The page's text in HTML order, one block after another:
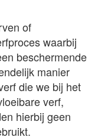
of
waarbij
beschermende
manier
die we bij het
verf,
hierbij geen